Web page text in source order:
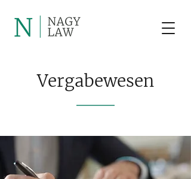
Vergabewesen